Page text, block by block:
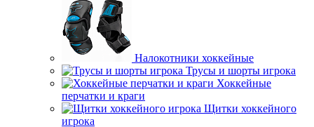
Налокотники хоккейные
Трусы и шорты игрока
Хоккейные
перчатки и краги
Щитки хоккейного
игрока